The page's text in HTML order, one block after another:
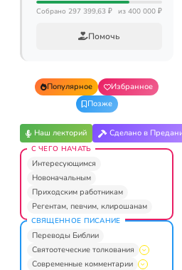
Собрано 297 399,63 ₽ из 400 000 ₽
Помочь
Популярное
Избранное
Позже
Наш лекторий Сделано в
С ЧЕГО НАЧАТЬ
Интересующимся
Новоначальным
Приходским работникам
Регентам, певчим, клирошанам
СВЯЩЕННОЕ ПИСАНИЕ
Переводы Библии
Святоотеческие толкования
Современные комментарии